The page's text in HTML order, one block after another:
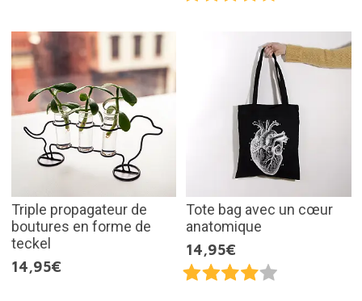
Triple propagateur de
boutures en forme de
teckel
14,95€
Tote bag avec un cœur
anatomique
14,95€